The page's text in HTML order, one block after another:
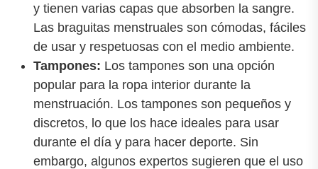
y tienen varias capas que absorben la sangre.
Las braguitas menstruales son cómodas, fáciles
de usar y respetuosas con el medio ambiente.
Tampones: Los tampones son una opción
popular para la ropa interior durante la
menstruación. Los tampones son pequeños y
discretos, lo que los hace ideales para usar
durante el día y para hacer deporte. Sin
embargo, algunos expertos sugieren que el uso